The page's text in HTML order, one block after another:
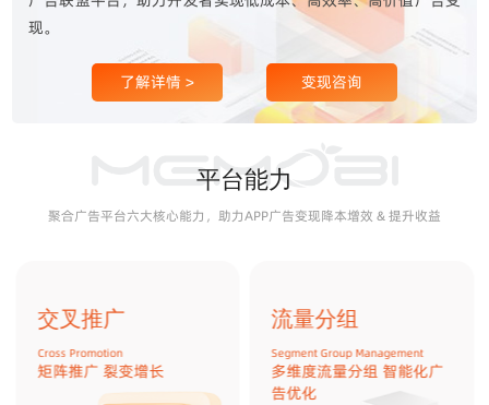
现。
了解详情 > 变现咨询
平台能力
聚合广告平台六大核心能力，助力APP广告变现降本增效 & 提升收益
交叉推广
Cross Promotion
矩阵推广 裂变增长
流量分组
Segment Group Management
多维度流量分组 智能化广
告优化